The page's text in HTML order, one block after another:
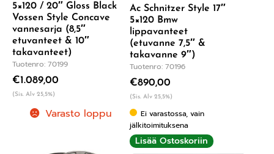
5×120 / 20″ Gloss Black
Vossen Style Concave
vannesarja (8,5″
etuvanteet & 10″
takavanteet)
Tuotenro: 70199
€1.089,00
(Sis. Alv 25,5%)
Varasto loppu
Ac Schnitzer Style 17″
5×120 Bmw
lippavanteet
(etuvanne 7,5″ &
takavanne 9″)
Tuotenro: 70196
€890,00
(Sis. Alv 25,5%)
Ei varastossa, vain
jälkitoimituksena
Lisää Ostoskoriin